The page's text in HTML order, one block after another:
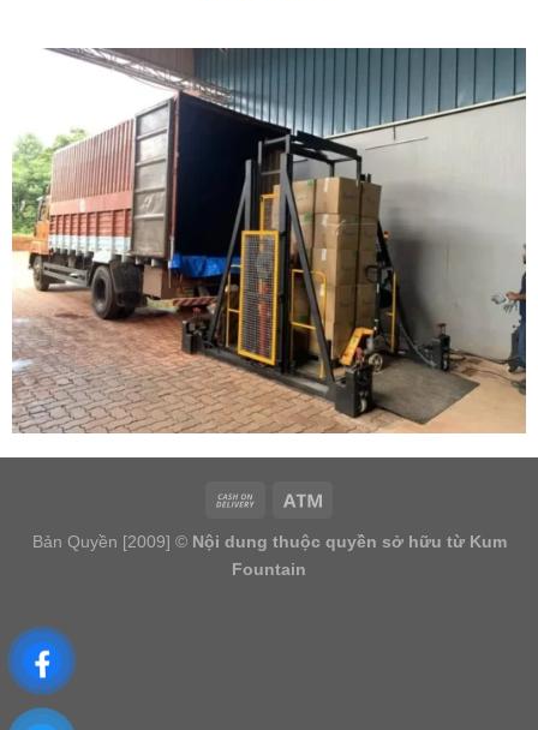
Bản Quyền [2009] © Nội dung thuộc quyền sở hữu từ Kum
Fountain